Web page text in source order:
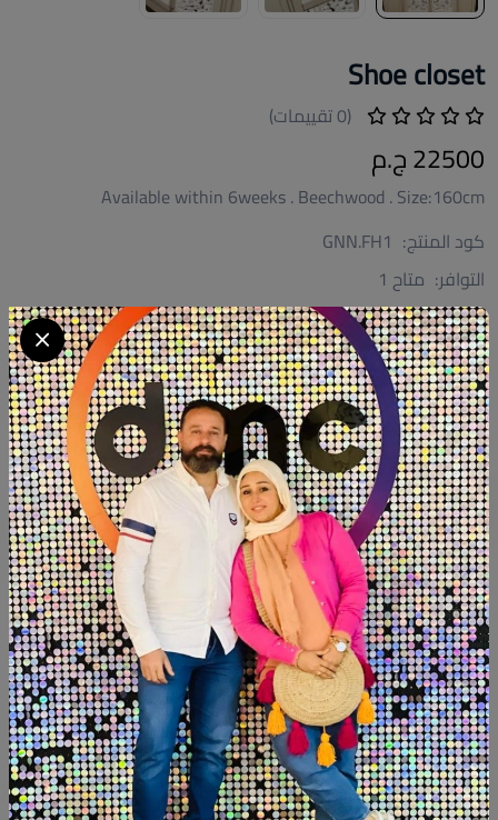
Shoe closet
(0 تقييمات)
22500 ج.م
Available within 6weeks . Beechwood . Size:160cm
كود المنتج: GNN.FH1
التوافر: متاح 1
تصنيف:جزامات
الكمية
أضف الى السلة أشتري الآن
شارك:
وصف
التقييمات (0)
Available within 6weeks
Beechwood
Size:160cm